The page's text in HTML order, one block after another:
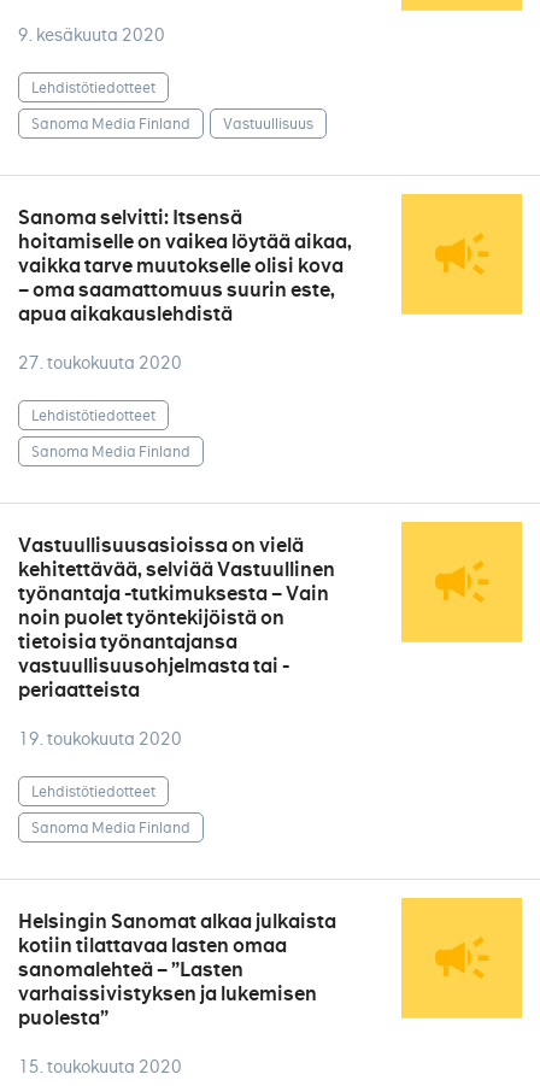
9. kesäkuuta 2020
Lehdistötiedotteet
Sanoma Media Finland
Vastuullisuus
Sanoma selvitti: Itsensä
hoitamiselle on vaikea löytää aikaa,
vaikka tarve muutokselle olisi kova
– oma saamattomuus suurin este,
apua aikakauslehdistä
27. toukokuuta 2020
Lehdistötiedotteet
Sanoma Media Finland
Vastuullisuusasioissa on vielä
kehitettävää, selviää Vastuullinen
työnantaja -tutkimuksesta – Vain
noin puolet työntekijöistä on
tietoisia työnantajansa
vastuullisuusohjelmasta tai -
periaatteista
19. toukokuuta 2020
Lehdistötiedotteet
Sanoma Media Finland
Helsingin Sanomat alkaa julkaista
kotiin tilattavaa lasten omaa
sanomalehteä – ”Lasten
varhaissivistyksen ja lukemisen
puolesta”
15. toukokuuta 2020